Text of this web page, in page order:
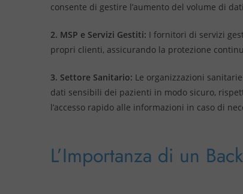
consente di gestire l’aumento del volume di
2. MSP e Servizi Gestiti: I fornitori di servizi
propri clienti, assicurando la protezione
3. Settore Sanitario: Le organizzazioni
dati sensibili dei pazienti in modo sicuro,
l’accesso rapido alle informazioni in caso di
L’Importanza di un